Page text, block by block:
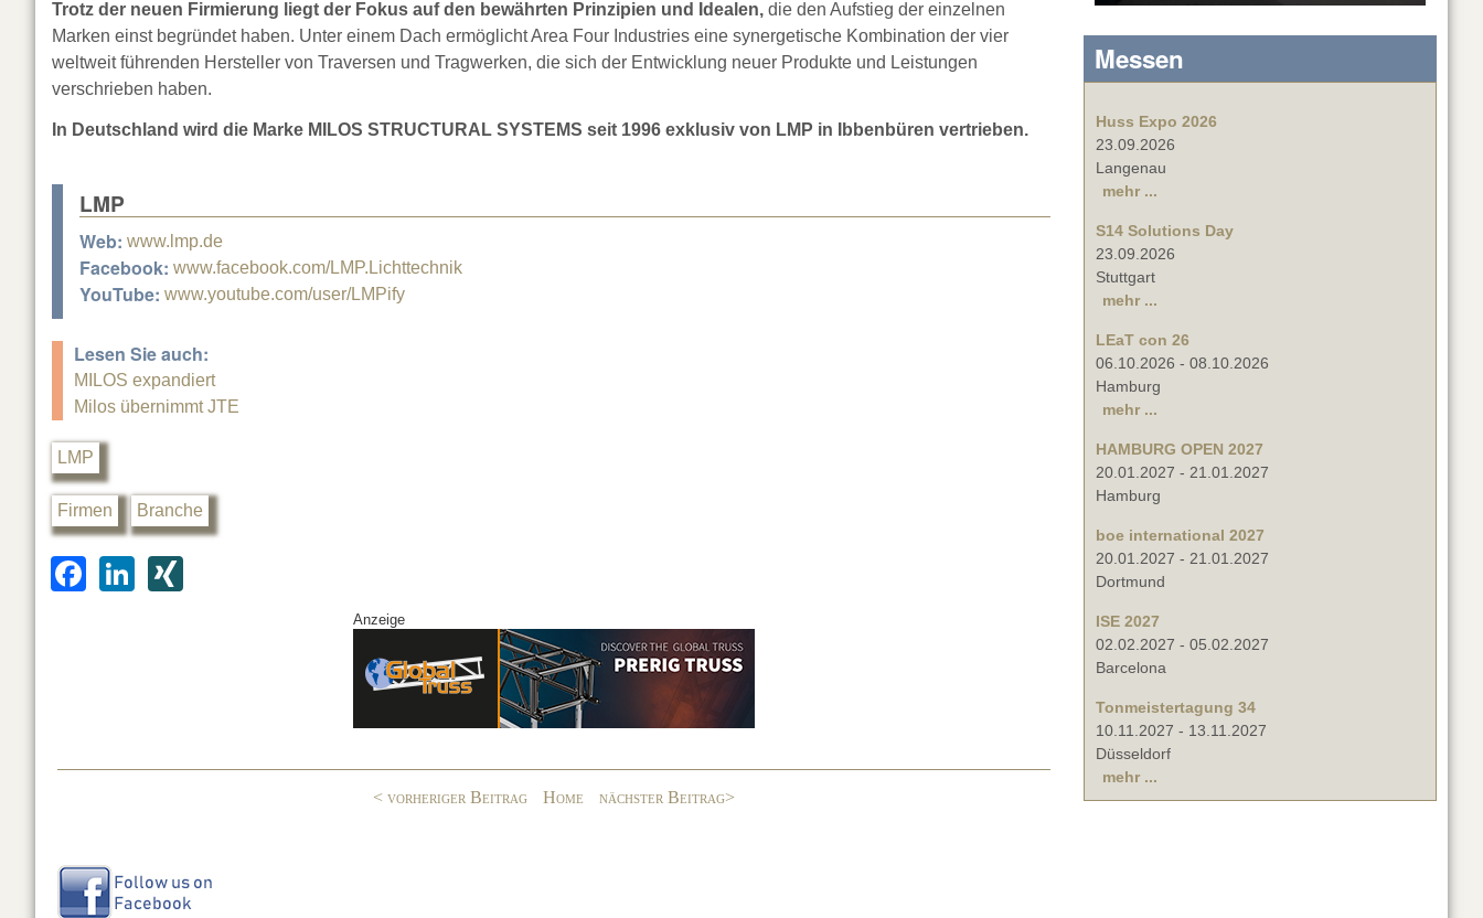
Trotz der neuen Firmierung liegt der Fokus auf den bewährten Prinzipien und Idealen, die den Aufstieg der einzelnen
Marken einst begründet haben. Unter einem Dach ermöglicht Area Four Industries eine synergetische Kombination der vier
weltweit führenden Hersteller von Traversen und Tragwerken, die sich der Entwicklung neuer Produkte und Leistungen
verschrieben haben.
In Deutschland wird die Marke MILOS STRUCTURAL SYSTEMS seit 1996 exklusiv von LMP in Ibbenbüren vertrieben.
LMP
Web: www.lmp.de
Facebook: www.facebook.com/LMP.Lichttechnik
YouTube: www.youtube.com/user/LMPify
Lesen Sie auch:
MILOS expandiert
Milos übernimmt JTE
LMP
Firmen Branche
F
o
Li
Anzeige
< vorheriger Beitrag Home nächster Beitrag>
Messen
Huss Expo 2026
23.09.2026
Langenau
mehr ...
S14 Solutions Day
23.09.2026
Stuttgart
mehr ...
LEaT con 26
06.10.2026 - 08.10.2026
Hamburg
mehr ...
HAMBURG OPEN 2027
20.01.2027 - 21.01.2027
Hamburg
boe international 2027
20.01.2027 - 21.01.2027
Dortmund
ISE 2027
02.02.2027 - 05.02.2027
Barcelona
Tonmeistertagung 34
10.11.2027 - 13.11.2027
Düsseldorf
mehr ...